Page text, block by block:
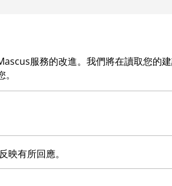
服務的改進。我們將在讀取您的
映有所回應。